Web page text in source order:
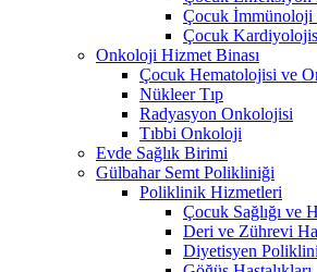
Çocuk İmmünoloji
Çocuk
Onkoloji Hizmet Binası
Çocuk Hematolojisi ve
Nükleer Tıp
Radyasyon Onkolojisi
Tıbbi Onkoloji
Evde Sağlık Birimi
Gülbahar Semt Polikliniği
Poliklinik Hizmetleri
Çocuk Sağlığı ve
Deri ve Zührevi
Diyetisyen